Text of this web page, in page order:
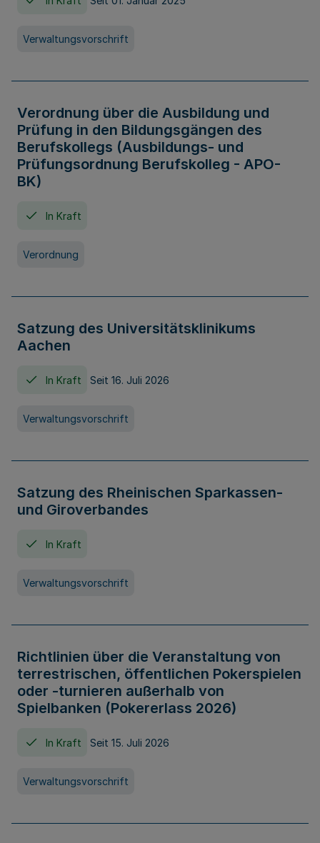
Verwaltungsvorschrift
Verordnung über die Ausbildung und
Prüfung in den Bildungsgängen des
Berufskollegs (Ausbildungs- und
Prüfungsordnung Berufskolleg - APO-
BK)
In Kraft
Verordnung
Satzung des Universitätsklinikums
Aachen
In Kraft Seit 16. Juli 2026
Verwaltungsvorschrift
Satzung des Rheinischen Sparkassen-
und Giroverbandes
In Kraft
Verwaltungsvorschrift
Richtlinien über die Veranstaltung von
terrestrischen, öffentlichen Pokerspielen
oder -turnieren außerhalb von
Spielbanken (Pokererlass 2026)
In Kraft Seit 15. Juli 2026
Verwaltungsvorschrift